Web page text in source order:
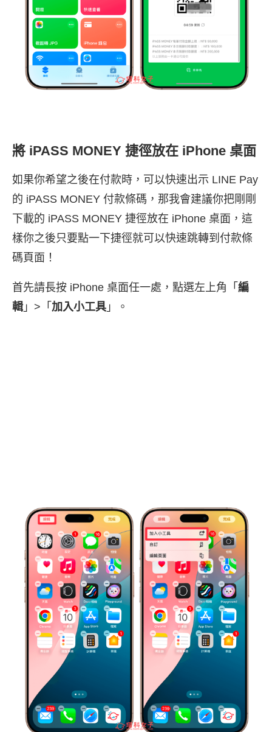
將 iPASS MONEY 捷徑放在 iPhone 桌面
如果你希望之後在付款時，可以快速出示 LINE Pay
的 iPASS MONEY 付款條碼，那我會建議你把剛剛
下載的 iPASS MONEY 捷徑放在 iPhone 桌面，這
樣你之後只要點一下捷徑就可以快速跳轉到付款條
碼頁面！
首先請長按 iPhone 桌面任一處，點選左上角「 編
輯 」>「 加入小工具 」。